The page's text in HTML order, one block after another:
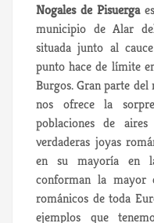
Nogales de Pisuerga
municipio de Alar
situada junto al
punto hace de límite
Burgos. Gran parte
nos ofrece la
poblaciones de
verdaderas joyas
en su mayoría en
conforman la mayor
románicos de toda
ejemplos que